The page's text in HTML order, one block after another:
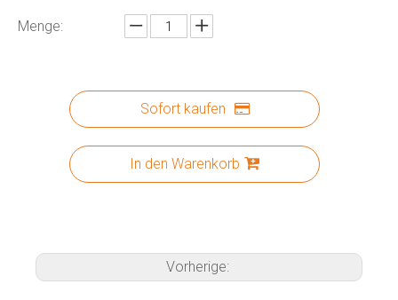
Menge:
Sofort kaufen
In den Warenkorb
Vorherige: